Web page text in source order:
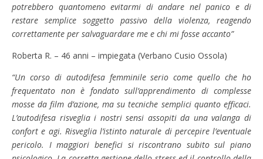
potrebbero quantomeno evitarmi di andare nel panico e di
restare semplice soggetto passivo della violenza, reagendo
correttamente per salvaguardare me e chi mi fosse accanto”
Roberta R. – 46 anni – impiegata (Verbano Cusio Ossola)
“Un corso di autodifesa femminile serio come quello che ho
frequentato non è fondato sull’apprendimento di complesse
mosse da film d’azione, ma su tecniche semplici quanto efficaci.
L’autodifesa risveglia i nostri sensi assopiti da una valanga di
confort e agi. Risveglia l’istinto naturale di percepire l’eventuale
pericolo. I maggiori benefici si riscontrano subito sul piano